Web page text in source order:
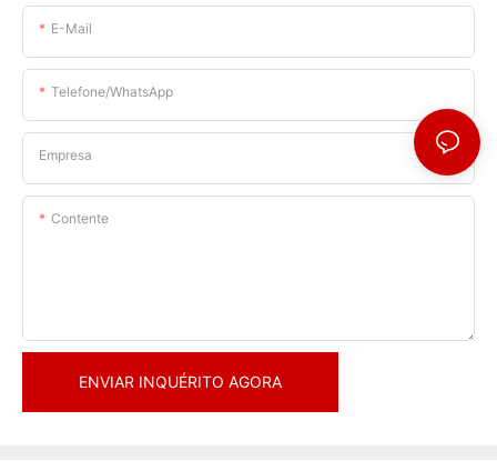
E-Mail
Telefone/WhatsApp
Empresa
Contente
ENVIAR INQUÉRITO AGORA